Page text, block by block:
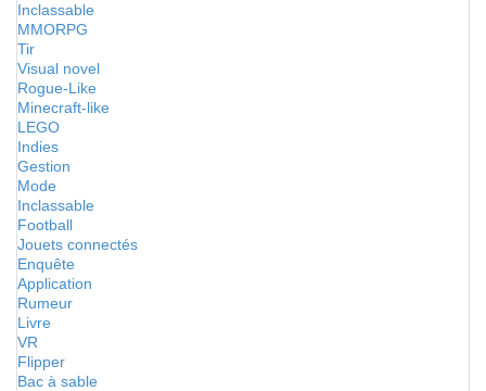
Inclassable
MMORPG
Tir
Visual novel
Rogue-Like
Minecraft-like
LEGO
Indies
Gestion
Mode
Inclassable
Football
Jouets connectés
Enquête
Application
Rumeur
Livre
VR
Flipper
Bac à sable